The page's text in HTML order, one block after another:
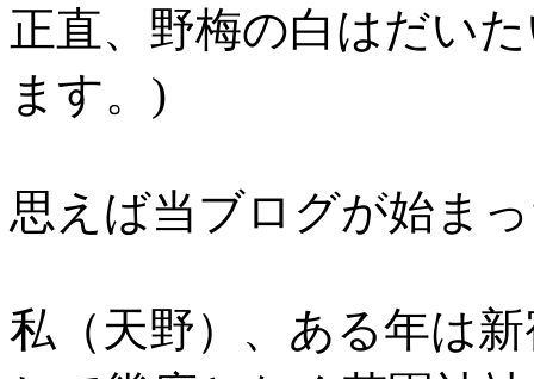
正直、野梅の白はだい
ます。)
思えば当ブログが始ま
私（天野）、ある年は